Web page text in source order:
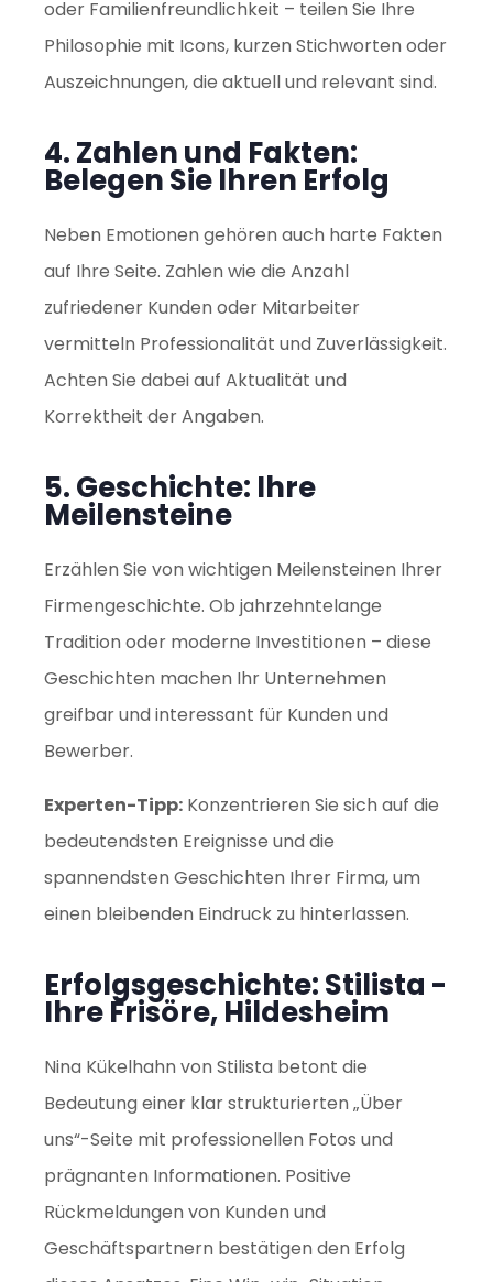
oder Familienfreundlichkeit – teilen Sie Ihre
Philosophie mit Icons, kurzen Stichworten oder
Auszeichnungen, die aktuell und relevant sind.
4. Zahlen und Fakten:
Belegen Sie Ihren Erfolg
Neben Emotionen gehören auch harte Fakten
auf Ihre Seite. Zahlen wie die Anzahl
zufriedener Kunden oder Mitarbeiter
vermitteln Professionalität und Zuverlässigkeit.
Achten Sie dabei auf Aktualität und
Korrektheit der Angaben.
5. Geschichte: Ihre
Meilensteine
Erzählen Sie von wichtigen Meilensteinen Ihrer
Firmengeschichte. Ob jahrzehntelange
Tradition oder moderne Investitionen – diese
Geschichten machen Ihr Unternehmen
greifbar und interessant für Kunden und
Bewerber.
Experten-Tipp: Konzentrieren Sie sich auf die
bedeutendsten Ereignisse und die
spannendsten Geschichten Ihrer Firma, um
einen bleibenden Eindruck zu hinterlassen.
Erfolgsgeschichte: Stilista -
Ihre Frisöre, Hildesheim
Nina Kükelhahn von Stilista betont die
Bedeutung einer klar strukturierten „Über
uns“-Seite mit professionellen Fotos und
prägnanten Informationen. Positive
Rückmeldungen von Kunden und
Geschäftspartnern bestätigen den Erfolg